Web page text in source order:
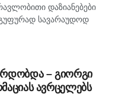
დაზიანებები
სავარაუდოდ
ჯერ-ჯერობით
ინფორმაცია არ
– გიორგი
ავრცელებს